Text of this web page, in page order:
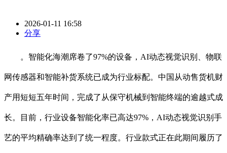
2026-01-11 16:58
分享
。智能化海潮席卷了97%的设备，AI动态视觉识别、物联
网传感器和智能补货系统已成为行业标配。中国从动售货机财
产用短短五年时间，完成了从保守机械到智能终端的逾越式成
长。目前，行业设备智能化率已高达97%，AI动态视觉识别手
艺的平均精确率达到了统一程度。行业款式正在此期间履历了